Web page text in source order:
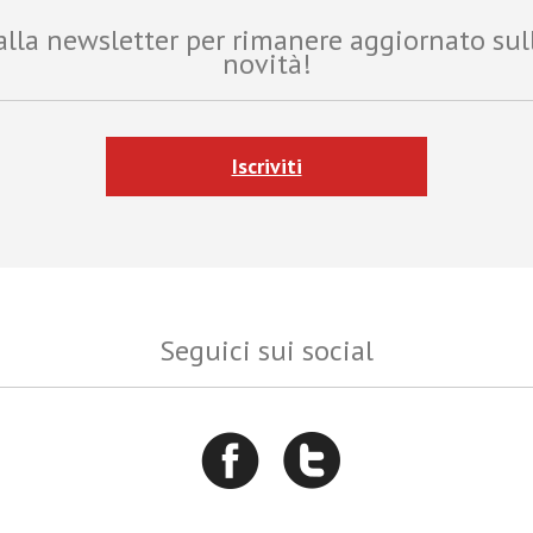
newsletter per rimanere aggiornato
novità!
Iscriviti
Seguici sui social